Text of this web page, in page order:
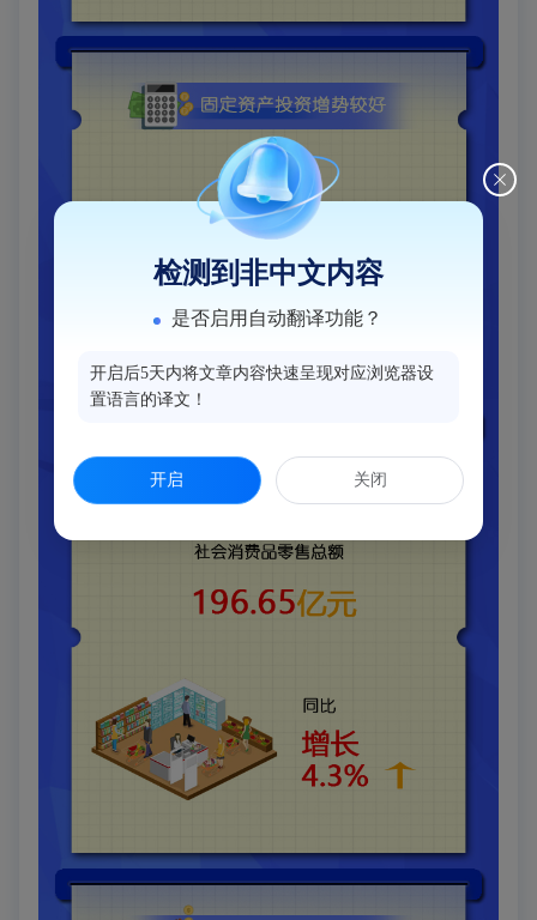
检测到非中文内容
是否启用自动翻译功能？
开启后5天内将文章内容快速呈现对应浏览器设
置语言的译文！
开启 关闭